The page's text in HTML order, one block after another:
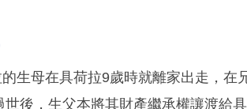
生母在具荷拉9歲時就離家出走，在
後，生父本將其財產繼承權讓渡給